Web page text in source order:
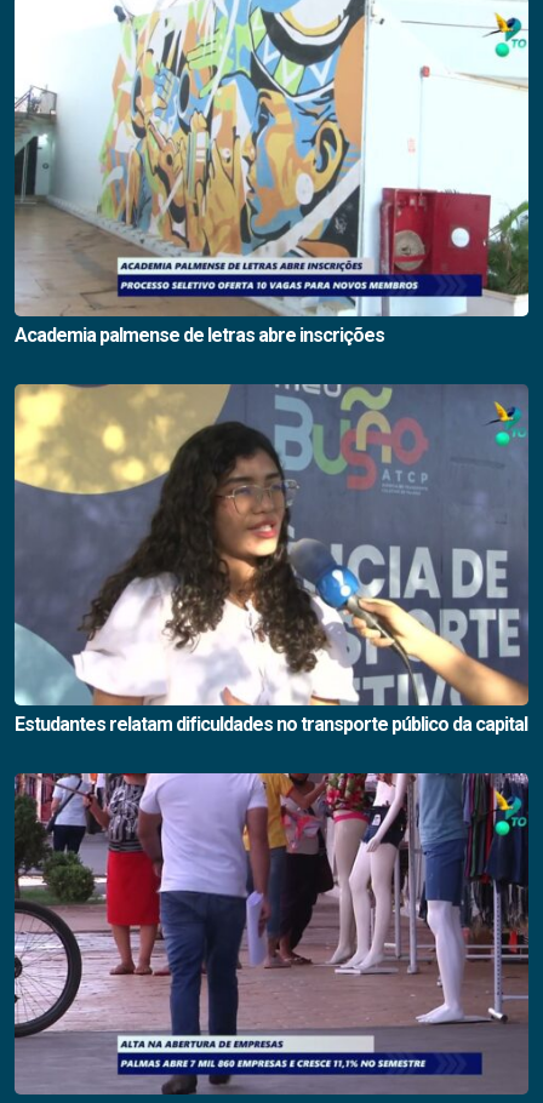
Academia palmense de letras abre inscrições
Estudantes relatam dificuldades no transporte público da capital